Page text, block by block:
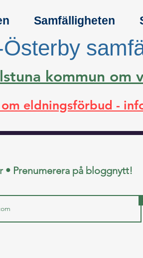
Samfälligheten
kommun om
eldningsförbud -
• Prenumerera på bloggnytt!